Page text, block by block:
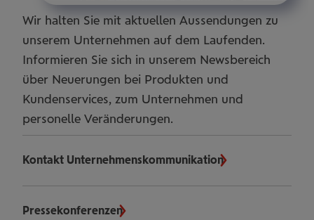
Wir halten Sie mit aktuellen Aussendungen zu
unserem Unternehmen auf dem Laufenden.
Informieren Sie sich in unserem Newsbereich
über Neuerungen bei Produkten und
Kundenservices, zum Unternehmen und
personelle Veränderungen.
Kontakt Unternehmenskommunikation
Pressekonferenzen